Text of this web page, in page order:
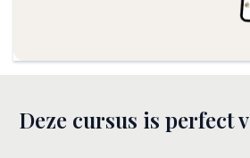
Deze cursus is perfect